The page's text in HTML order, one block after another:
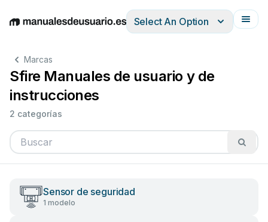
EnglishDeutschEspañolItalianoFrançais
Select An Option
Marcas
Sfire Manuales de usuario y de
instrucciones
2 categorías
Sensor de seguridad
1 modelo